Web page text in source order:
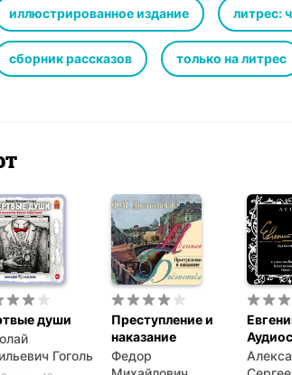
иллюстрированное издание литрес:
сборник рассказов только на литрес
души
Гоголь
Преступление и
наказание
Федор